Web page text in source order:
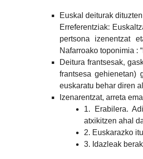
Euskal deiturak
Erreferentziak:
pertsona izenentzat
Nafarroako toponimia :
Deitura frantsesak,
frantsesa gehienetan)
euskaratu behar diren
Izenarentzat​, arreta
1. Erabilera.
atxikitzen ahal
2. Euskarazko
3. Idazleak